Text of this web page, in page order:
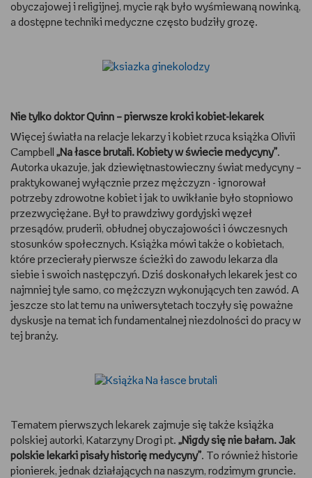
obyczajowej i religijnej, mycie rąk było wyśmiewaną nowinką,
a dostępne techniki medyczne często budziły grozę.
Nie tylko doktor Quinn – pierwsze kroki kobiet-lekarek
Więcej światła na relacje lekarzy i kobiet rzuca książka Olivii
Campbell
„Na łasce brutali. Kobiety w świecie medycyny”.
Autorka ukazuje, jak dziewiętnastowieczny świat medycyny –
praktykowanej wyłącznie przez mężczyzn - ignorował
potrzeby zdrowotne kobiet i jak to uwikłanie było stopniowo
przezwyciężane. Był to prawdziwy gordyjski węzeł
przesądów, pruderii, obłudnej obyczajowości i ówczesnych
stosunków społecznych. Książka mówi także o kobietach,
które przecierały pierwsze ścieżki do zawodu lekarza dla
siebie i swoich następczyń. Dziś doskonałych lekarek jest co
najmniej tyle samo, co mężczyzn wykonujących ten zawód. A
jeszcze sto lat temu na uniwersytetach toczyły się poważne
dyskusje na temat ich fundamentalnej niezdolności do pracy w
tej branży.
Tematem pierwszych lekarek zajmuje się także książka
polskiej autorki, Katarzyny Drogi pt. „Nigdy się nie bałam. Jak
polskie lekarki pisały historię medycyny”. To również historie
pionierek, jednak działających na naszym, rodzimym gruncie.